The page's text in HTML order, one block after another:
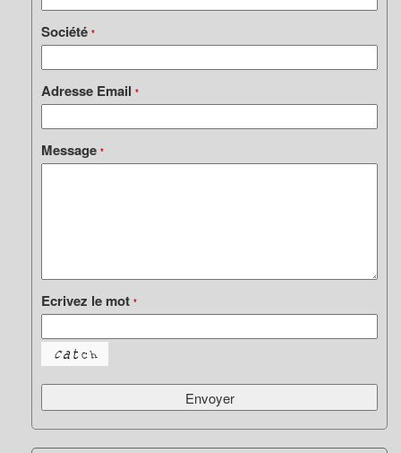
Société *
Adresse Email *
Message *
Ecrivez le mot *
Envoyer